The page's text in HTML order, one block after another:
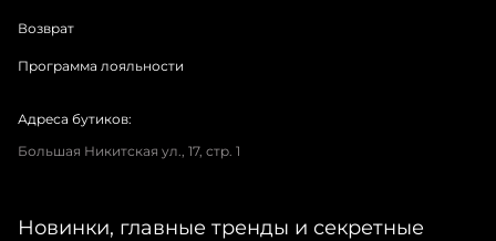
Возврат
Программа лояльности
Адреса бутиков:
Большая Никитская ул., 17, стр. 1
Новинки, главные тренды и секретные